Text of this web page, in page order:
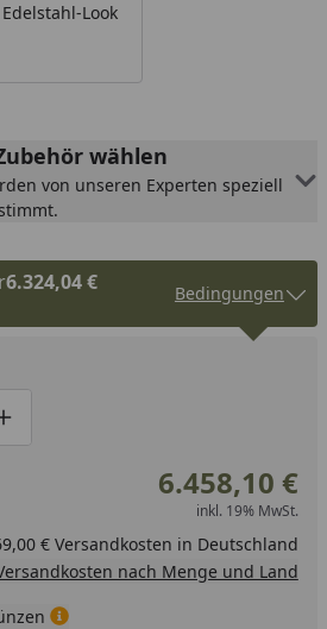
Edelstahl-Look
wählen
von unseren Experten speziell
6.324,04 €
Bedingungen
eins verringern
manuell eingeben
Produktmenge um eins erhöhen
6.458,10 €
inkl. 19% MwSt.
€ Versandkosten in Deutschland
nach Menge und Land